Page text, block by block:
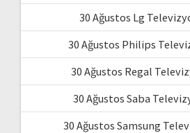
30 Ağustos Lg
30 Ağustos Philips
30 Ağustos Regal
30 Ağustos Saba
30 Ağustos Samsung